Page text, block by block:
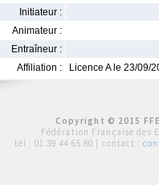
Initiateur :
Animateur :
Entraîneur :
Affiliation :
Licence A le 23/09/
Copyright © 2015
Fédération Française des
tél : 01 39 44 65 80 | contact :